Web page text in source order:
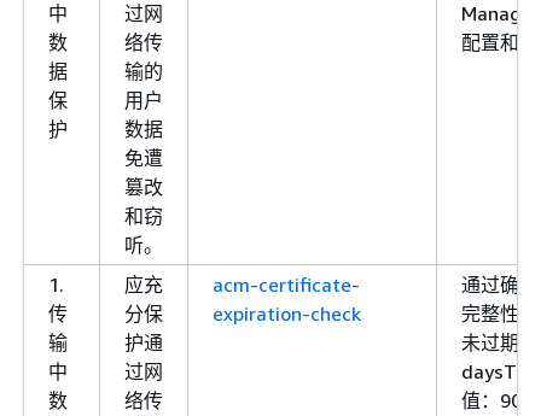
中
数
据
保
护
过网
络传
输的
用户
数据
免遭
篡改
和窃
听。
配置和
1.
传
输
中
数
应充
分保
护通
过网
络传
acm-certificate-
expiration-check
通过确
完整性
未过期
值：90